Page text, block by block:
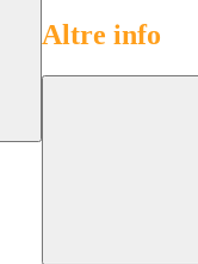
Altre info